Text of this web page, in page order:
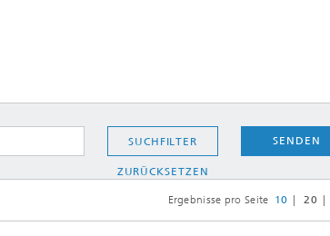
SUCHFILTER
ZURÜCKSETZEN
SENDEN
Ergebnisse pro Seite 10 20